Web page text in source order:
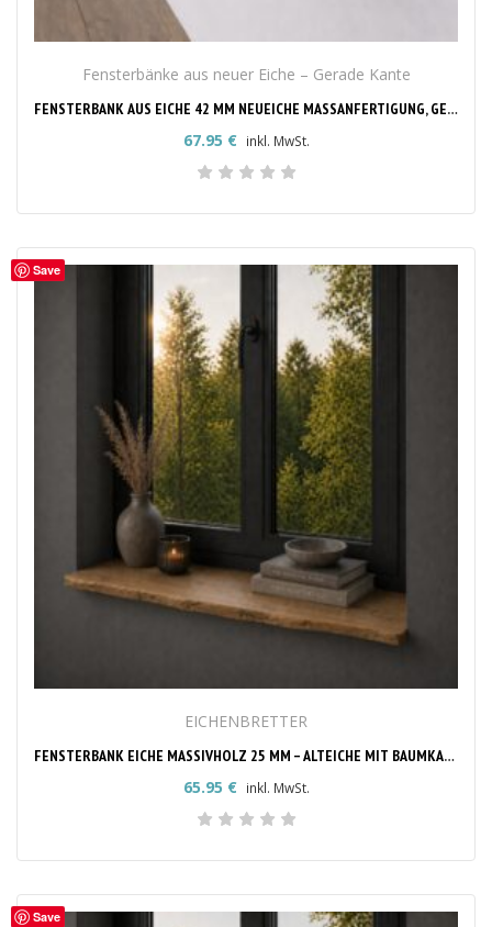
Fensterbänke aus neuer Eiche – Gerade Kante
FENSTERBANK AUS EICHE 42 MM NEUEICHE MASSANFERTIGUNG, GERADE KANTE
67.95 € inkl. MwSt.
Save
EICHENBRETTER
FENSTERBANK EICHE MASSIVHOLZ 25 MM – ALTEICHE MIT BAUMKANTE, NACH MASS
65.95 € inkl. MwSt.
Save